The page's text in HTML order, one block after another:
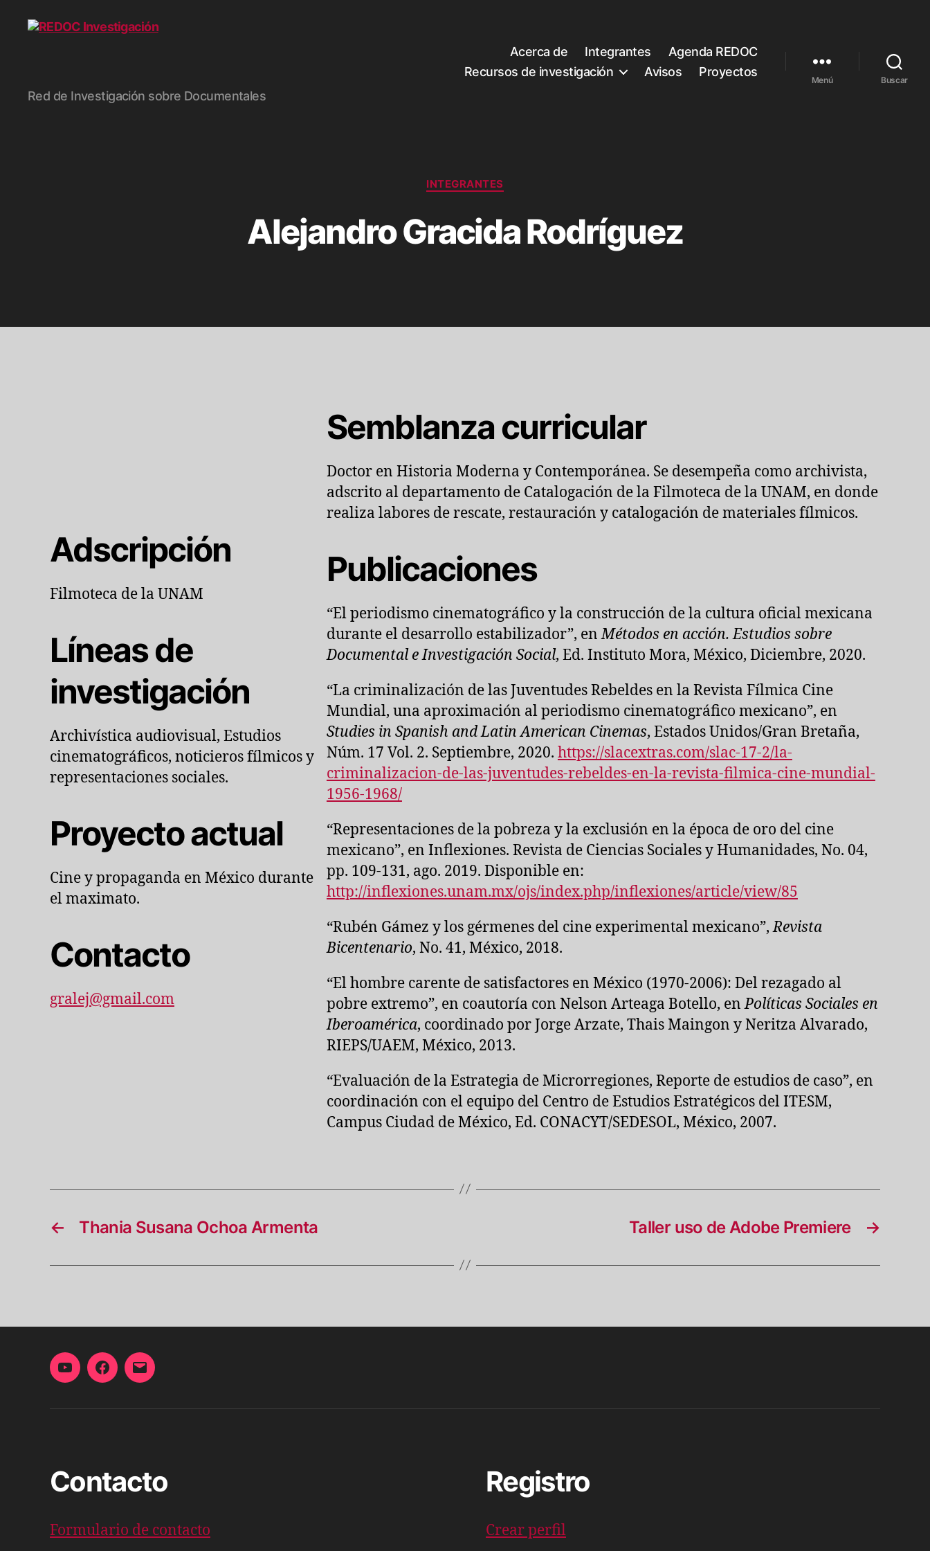
REDOC
Investigación
Red de Investigación sobre Documentales
Acerca de Integrantes
Agenda REDOC
Recursos de investigación
Avisos Proyectos
Menú Buscar
Categorías
INTEGRANTES
Alejandro Gracida Rodríguez
Adscripción
Filmoteca de la UNAM
Líneas de
investigación
Archivística audiovisual, Estudios
cinematográficos, noticieros fílmicos y
representaciones sociales.
Proyecto actual
Cine y propaganda en México durante
el maximato.
Contacto
gralej@gmail.com
Semblanza curricular
Doctor en Historia Moderna y Contemporánea. Se desempeña como archivista,
adscrito al departamento de Catalogación de la Filmoteca de la UNAM, en donde
realiza labores de rescate, restauración y catalogación de materiales fílmicos.
Publicaciones
“El periodismo cinematográfico y la construcción de la cultura oficial mexicana
durante el desarrollo estabilizador”, enMétodos en acción. Estudios sobre
Documental e Investigación Social, Ed. Instituto Mora, México, Diciembre, 2020.
“La criminalización de las Juventudes Rebeldes en la Revista Fílmica Cine
Mundial, una aproximación al periodismo cinematográfico mexicano”, en
Studies in Spanish and Latin American Cinemas, Estados Unidos/Gran Bretaña,
Núm. 17 Vol. 2. Septiembre, 2020. https://slacextras.com/slac-17-2/la-
criminalizacion-de-las-juventudes-rebeldes-en-la-revista-filmica-cine-mundial-
1956-1968/
“Representaciones de la pobreza y la exclusión en la época de oro del cine
mexicano”, en Inflexiones. Revista de Ciencias Sociales y Humanidades, No. 04,
pp. 109-131, ago. 2019. Disponible en:
http://inflexiones.unam.mx/ojs/index.php/inflexiones/article/view/85
“Rubén Gámez y los gérmenes del cine experimental mexicano”,Revista
Bicentenario, No. 41, México, 2018.
“El hombre carente de satisfactores en México (1970-2006): Del rezagado al
pobre extremo”, en coautoría con Nelson Arteaga Botello, enPolíticas Sociales en
Iberoamérica, coordinado por Jorge Arzate, Thais Maingon y Neritza Alvarado,
RIEPS/UAEM, México, 2013.
“Evaluación de la Estrategia de Microrregiones, Reporte de estudios de caso”, en
coordinación con el equipo del Centro de Estudios Estratégicos del ITESM,
Campus Ciudad de México, Ed. CONACYT/SEDESOL, México, 2007.
← Thania Susana Ochoa Armenta →
Taller uso de Adobe Premiere
YouTubeFacebookCorreo
Contacto
Formulario de contacto
Registro
Crear perfil